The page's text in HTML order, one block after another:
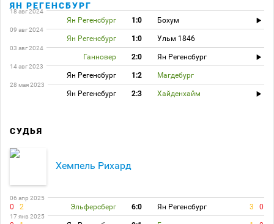
ЯН РЕГЕНСБУРГ
18 авг 2024
Ян Регенсбург 1:0 Бохум
09 авг 2024
Ян Регенсбург 1:0 Ульм 1846
03 авг 2024
Ганновер 2:0 Ян Регенсбург
14 авг 2023
Ян Регенсбург 1:2 Магдебург
28 мая 2023
Ян Регенсбург 2:3 Хайденхайм
СУДЬЯ
Хемпель Рихард
06 апр 2025
0 2 Эльферсберг 6:0 Ян Регенсбург 3 0
17 янв 2025